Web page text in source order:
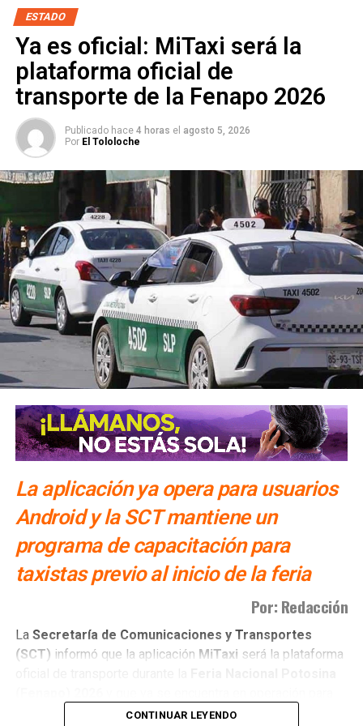
SIGUIENTE
Villa de Pozos consolida nueva preparatoria
NO TE PIERDAS
Refuerzan vigilancia en la Huasteca por desfogue de
la presa Zimapán
ESTADO
Ya es oficial: MiTaxi será la
plataforma oficial de
transporte de la Fenapo 2026
Publicado hace 4 horas el agosto 5, 2026
Por El Tololoche
La aplicación ya opera para usuarios
Android y la SCT mantiene un
programa de capacitación para
taxistas previo al inicio de la feria
Por: Redacción
La Secretaría de Comunicaciones y Transportes
(SCT) informó que la aplicación MiTaxi será la plataforma
usuarios con dispositivosAndroid.
CONTINUAR LEYENDO